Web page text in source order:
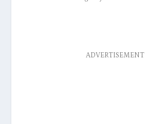
ADVERTISEMENT